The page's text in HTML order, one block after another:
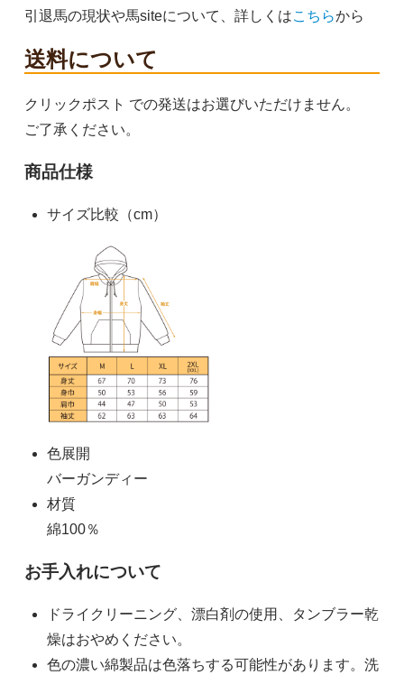
引退馬の現状や馬siteについて、詳しくはこちらから
送料について
クリックポスト での発送はお選びいただけません。
ご了承ください。
商品仕様
サイズ比較（cm）
色展開
バーガンディー
材質
綿100％
お手入れについて
ドライクリーニング、漂白剤の使用、タンブラー乾
燥はおやめください。
色の濃い綿製品は色落ちする可能性があります。洗
M
6,200円(税込)
L
6,200円(税込)
6,200円(税込)